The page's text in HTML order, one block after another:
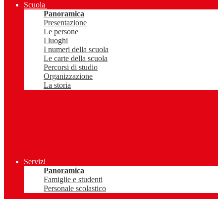
Scuola
Panoramica
Presentazione
Le persone
I luoghi
I numeri della scuola
Le carte della scuola
Percorsi di studio
Organizzazione
La storia
Servizi
Panoramica
Famiglie e studenti
Personale scolastico